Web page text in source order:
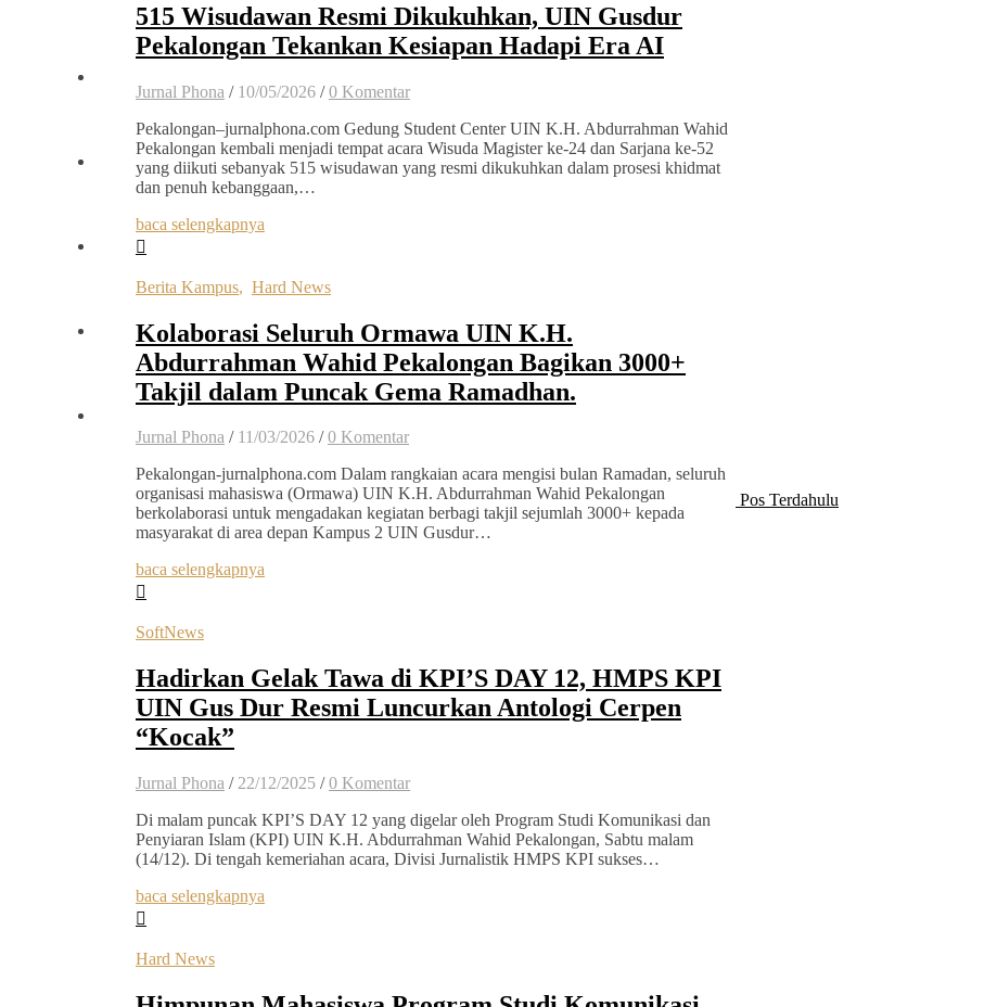
515 Wisudawan Resmi Dikukuhkan, UIN Gusdur
Pekalongan Tekankan Kesiapan Hadapi Era AI
Jurnal Phona / 10/05/2026 / 0 Komentar
Pekalongan–jurnalphona.com Gedung Student Center UIN K.H. Abdurrahman Wahid
Pekalongan kembali menjadi tempat acara Wisuda Magister ke-24 dan Sarjana ke-52
yang diikuti sebanyak 515 wisudawan yang resmi dikukuhkan dalam prosesi khidmat
dan penuh kebanggaan,…
baca selengkapnya
Berita Kampus, Hard News
Kolaborasi Seluruh Ormawa UIN K.H.
Abdurrahman Wahid Pekalongan Bagikan 3000+
Takjil dalam Puncak Gema Ramadhan.
Jurnal Phona / 11/03/2026 / 0 Komentar
Pekalongan-jurnalphona.com Dalam rangkaian acara mengisi bulan Ramadan, seluruh
organisasi mahasiswa (Ormawa) UIN K.H. Abdurrahman Wahid Pekalongan
berkolaborasi untuk mengadakan kegiatan berbagi takjil sejumlah 3000+ kepada
masyarakat di area depan Kampus 2 UIN Gusdur…
baca selengkapnya
SoftNews
Hadirkan Gelak Tawa di KPI’S DAY 12, HMPS KPI
UIN Gus Dur Resmi Luncurkan Antologi Cerpen
“Kocak”
Jurnal Phona / 22/12/2025 / 0 Komentar
Di malam puncak KPI’S DAY 12 yang digelar oleh Program Studi Komunikasi dan
Penyiaran Islam (KPI) UIN K.H. Abdurrahman Wahid Pekalongan, Sabtu malam
(14/12). Di tengah kemeriahan acara, Divisi Jurnalistik HMPS KPI sukses…
baca selengkapnya
Hard News
Pos Terdahulu